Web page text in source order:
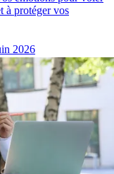
à protéger vos
2026